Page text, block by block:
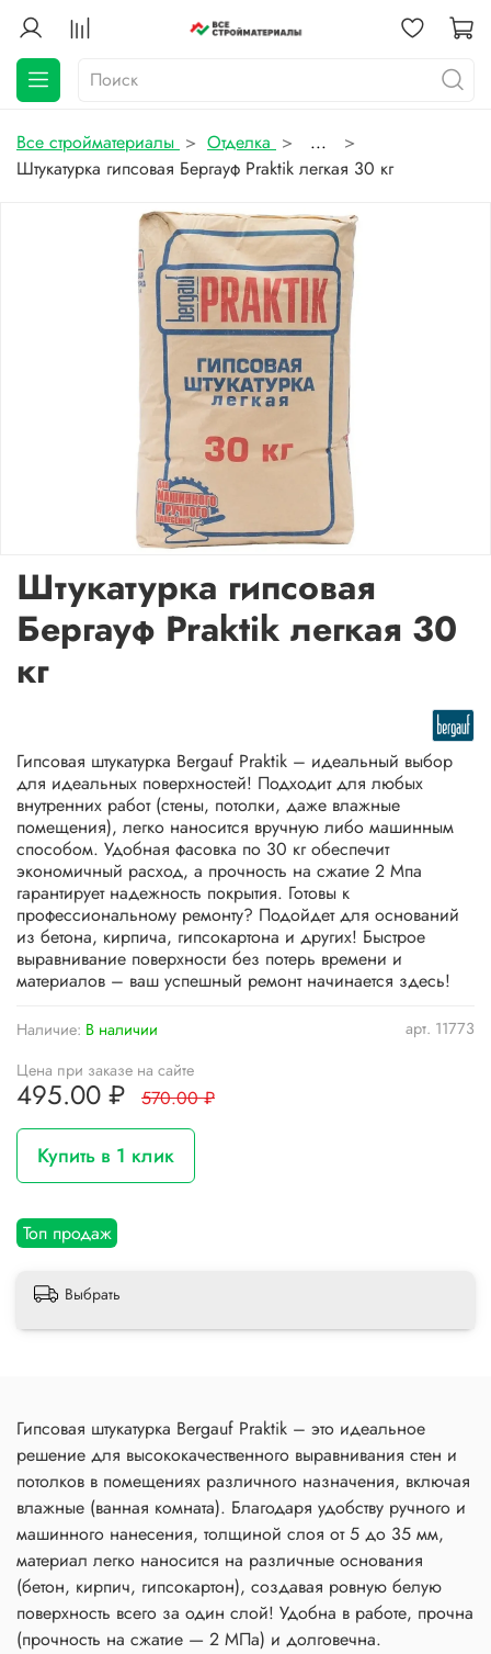
Все стройматериалы Отделка
...
Штукатурка гипсовая Бергауф Praktik легкая 30 кг
арт. 11773
Наличие: В наличии
Топ продаж
Штукатурка гипсовая
Бергауф Praktik легкая 30
кг
Цена при заказе на сайте
495.00 ₽ 570.00 ₽
Купить в 1 клик
Гипсовая штукатурка Bergauf Praktik – идеальный выбор
для идеальных поверхностей! Подходит для любых
внутренних работ (стены, потолки, даже влажные
помещения), легко наносится вручную либо машинным
способом. Удобная фасовка по 30 кг обеспечит
экономичный расход, а прочность на сжатие 2 Мпа
гарантирует надежность покрытия. Готовы к
профессиональному ремонту? Подойдет для оснований
из бетона, кирпича, гипсокартона и других! Быстрое
выравнивание поверхности без потерь времени и
материалов – ваш успешный ремонт начинается здесь!
Выбрать
Гипсовая штукатурка Bergauf Praktik – это идеальное
решение для высококачественного выравнивания стен и
потолков в помещениях различного назначения, включая
влажные (ванная комната). Благодаря удобству ручного и
машинного нанесения, толщиной слоя от 5 до 35 мм,
материал легко наносится на различные основания
(бетон, кирпич, гипсокартон), создавая ровную белую
поверхность всего за один слой! Удобна в работе, прочна
(прочность на сжатие — 2 МПа) и долговечна.